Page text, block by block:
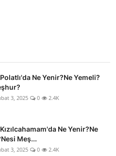
Ne Yenir?Ne Yemeli?
3, 2025 0 2.4K
Ne Yenir?Ne
Meş...
3, 2025 0 2.4K